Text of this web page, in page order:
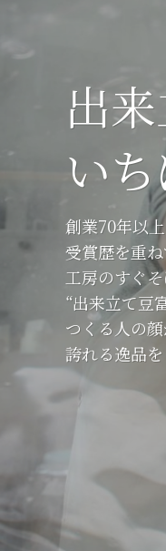
出
い
創業70年以上
受賞歴を重
工房のすぐ
“出来立て豆
つくる人の顔
誇れる逸品を
出
い
創業70年以上
受賞歴を重
工房のすぐ
“出来立て豆
つくる人の顔
誇れる逸品を
出
い
創業70年以上
受賞歴を重ね
工房のすぐ
“出来立て豆
つくる人の顔
誇れる逸品を